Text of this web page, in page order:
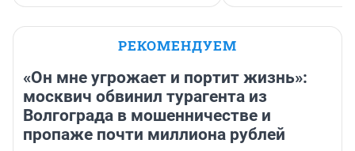
РЕКОМЕНДУЕМ
«Он мне угрожает и портит жизнь»:
москвич обвинил турагента из
Волгограда в мошенничестве и
пропаже почти миллиона рублей